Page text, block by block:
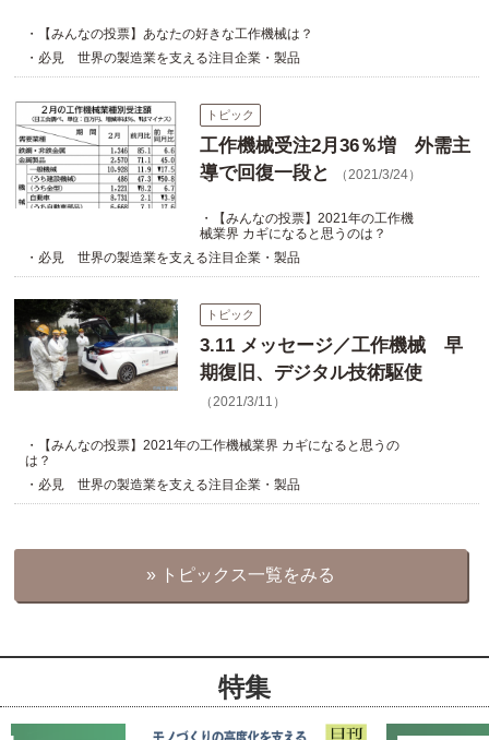
・【みんなの投票】あなたの好きな工作機械は？
・必見 世界の製造業を支える注目企業・製品
トピック
工作機械受注2月36％増 外需主
導で回復一段と
（2021/3/24）
・【みんなの投票】2021年の工作機
械業界 カギになると思うのは？
・必見 世界の製造業を支える注目企業・製品
トピック
3.11 メッセージ／工作機械 早
期復旧、デジタル技術駆使
（2021/3/11）
・【みんなの投票】2021年の工作機械業界 カギになると思うの
は？
・必見 世界の製造業を支える注目企業・製品
» トピックス一覧をみる
特集